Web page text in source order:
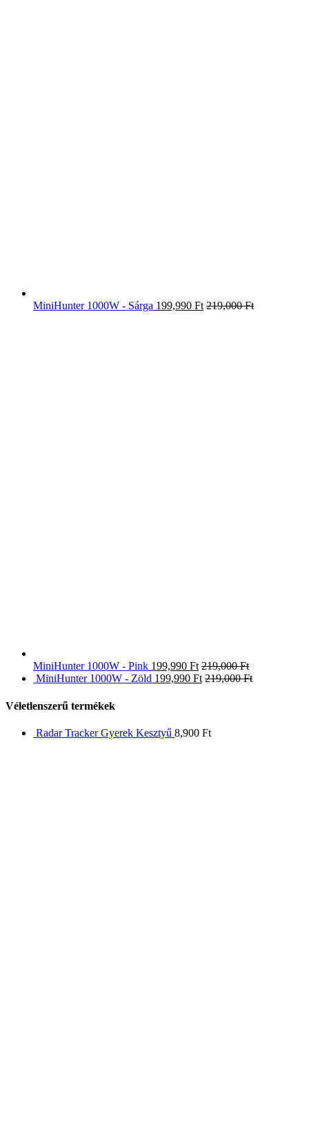
MiniHunter 1000W - Sárga 199,990 Ft 219,000Ft
MiniHunter 1000W - Pink 199,990 Ft 219,000Ft
MiniHunter 1000W - Zöld 199,990 Ft 219,000Ft
Véletlenszerű termékek
Radar Tracker Gyerek Kesztyű 8,900 Ft